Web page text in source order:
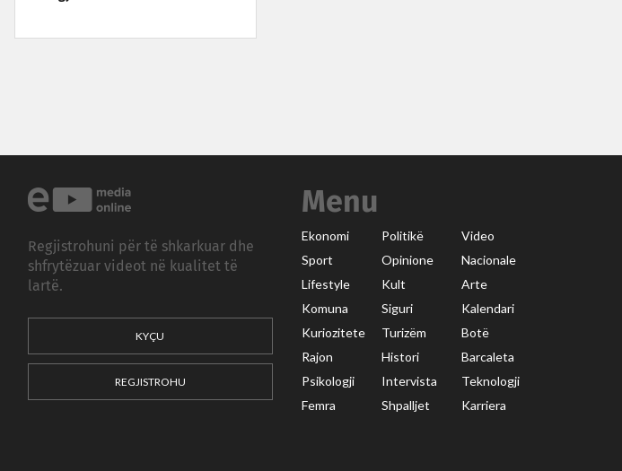
Regjistrohuni për të shkarkuar dhe
shfrytëzuar videot në kualitet të
lartë.
KYÇU
REGJISTROHU
Menu
Ekonomi Politikë
Video
Sport
Opinione
Nacionale
Lifestyle
Kult
Arte
Komuna
Siguri
Kalendari
Kuriozitete
Turizëm
Botë
Rajon
Histori
Barcaleta
Psikologji
Intervista
Teknologji
Femra
Shpalljet Karriera